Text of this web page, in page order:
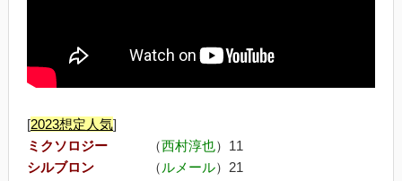
[2023想定人気]
ミクソロジー
（西村淳也）11
シルブロン
（ ルメール）21